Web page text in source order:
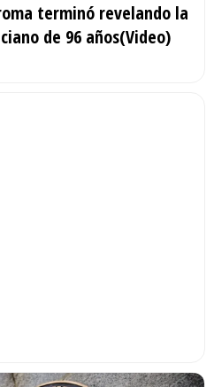
terminó revelando la
de 96 años(Video)